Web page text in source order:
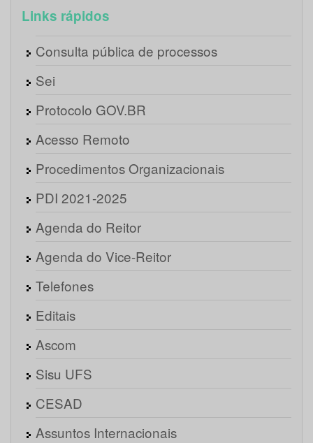
Links rápidos
Consulta pública de processos
Sei
Protocolo GOV.BR
Acesso Remoto
Procedimentos Organizacionais
PDI 2021-2025
Agenda do Reitor
Agenda do Vice-Reitor
Telefones
Editais
Ascom
Sisu UFS
CESAD
Assuntos Internacionais